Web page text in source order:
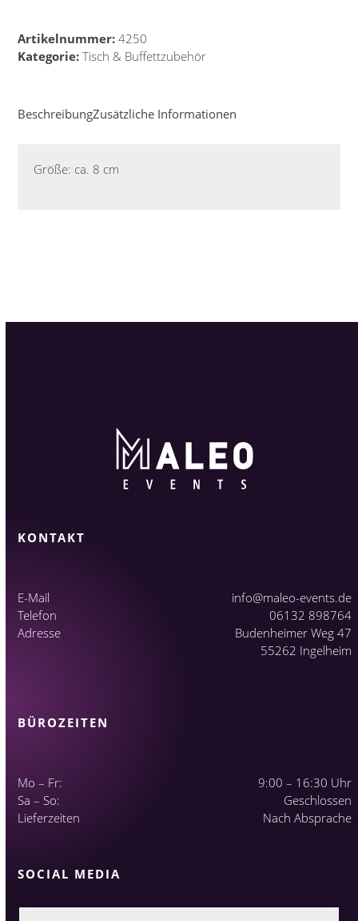
Artikelnummer:4250
Kategorie:Tisch & Buffettzubehör
BeschreibungZusätzliche Informationen
Größe: ca. 8 cm
KONTAKT
E-Mail
info@maleo-events.de
Telefon
06132 898764
Adresse
Budenheimer Weg 47
55262 Ingelheim
BÜROZEITEN
Mo – Fr:
9:00 – 16:30 Uhr
Sa – So:
Geschlossen
Lieferzeiten
Nach Absprache
SOCIAL MEDIA